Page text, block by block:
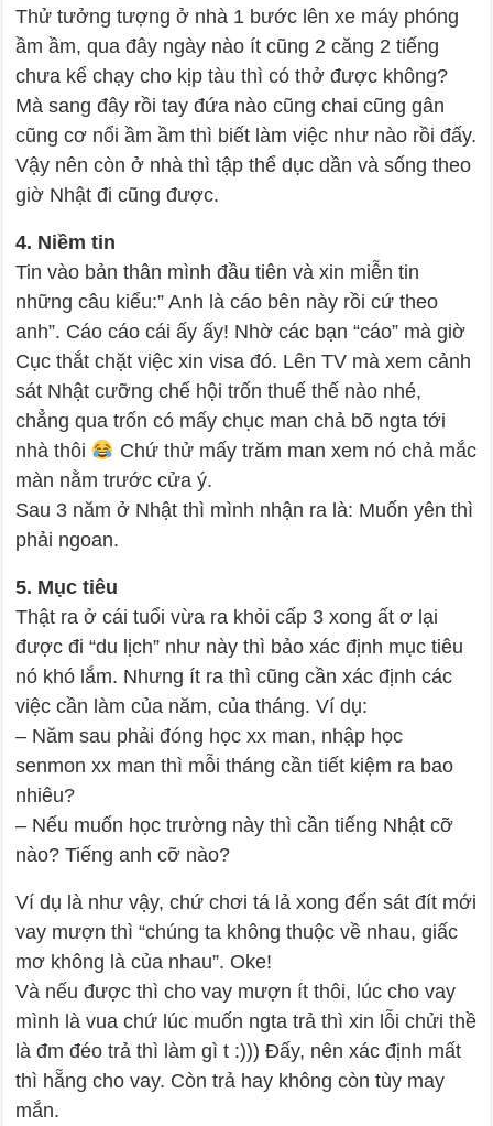
Thử tưởng tượng ở nhà 1 bước lên xe máy phóng
ầm ầm, qua đây ngày nào ít cũng 2 căng 2 tiếng
chưa kể chạy cho kịp tàu thì có thở được không?
Mà sang đây rồi tay đứa nào cũng chai cũng gân
cũng cơ nổi ầm ầm thì biết làm việc như nào rồi đấy.
Vậy nên còn ở nhà thì tập thể dục dần và sống theo
giờ Nhật đi cũng được.
4. Niềm tin
Tin vào bản thân mình đầu tiên và xin miễn tin
những câu kiểu:” Anh là cáo bên này rồi cứ theo
anh”. Cáo cáo cái ấy ấy! Nhờ các bạn “cáo” mà giờ
Cục thắt chặt việc xin visa đó. Lên TV mà xem cảnh
sát Nhật cưỡng chế hội trốn thuế thế nào nhé,
chẳng qua trốn có mấy chục man chả bõ ngta tới
nhà thôi
Chứ thử mấy trăm man xem nó chả mắc
màn nằm trước cửa ý.
Sau 3 năm ở Nhật thì mình nhận ra là: Muốn yên thì
phải ngoan.
5. Mục tiêu
Thật ra ở cái tuổi vừa ra khỏi cấp 3 xong ất ơ lại
được đi “du lịch” như này thì bảo xác định mục tiêu
nó khó lắm. Nhưng ít ra thì cũng cần xác định các
việc cần làm của năm, của tháng. Ví dụ:
– Năm sau phải đóng học xx man, nhập học
senmon xx man thì mỗi tháng cần tiết kiệm ra bao
nhiêu?
– Nếu muốn học trường này thì cần tiếng Nhật cỡ
nào? Tiếng anh cỡ nào?
Ví dụ là như vậy, chứ chơi tá lả xong đến sát đít mới
vay mượn thì “chúng ta không thuộc về nhau, giấc
mơ không là của nhau”. Oke!
Và nếu được thì cho vay mượn ít thôi, lúc cho vay
mình là vua chứ lúc muốn ngta trả thì xin lỗi chửi thề
là đm đéo trả thì làm gì t :))) Đấy, nên xác định mất
thì hẵng cho vay. Còn trả hay không còn tùy may
mắn.